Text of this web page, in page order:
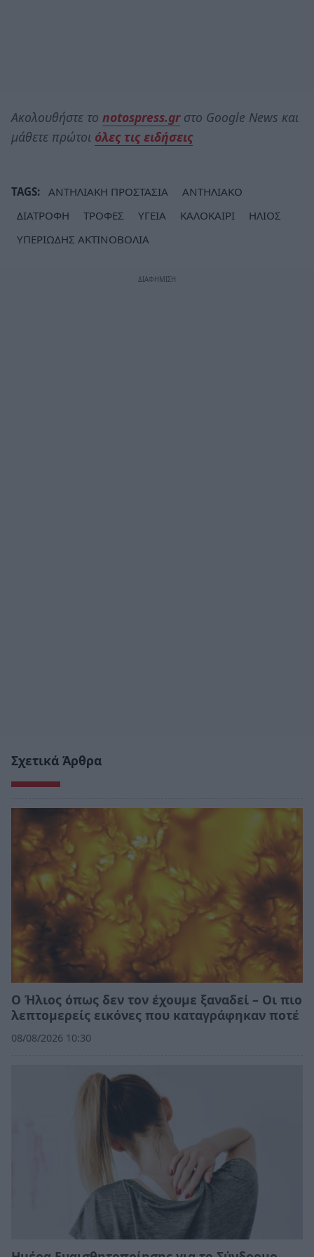
Ακολουθήστε το notospress.grστο Google News και
μάθετε πρώτοι όλες τις ειδήσεις
TAGS: ΑΝΤΗΛΙΑΚΗ ΠΡΟΣΤΑΣΙΑ
ΑΝΤΗΛΙΑΚΟ
ΔΙΑΤΡΟΦΗ
ΤΡΟΦΕΣ ΥΓΕΙΑ ΚΑΛΟΚΑΙΡΙ
ΗΛΙΟΣ
ΥΠΕΡΙΩΔΗΣ ΑΚΤΙΝΟΒΟΛΙΑ
Σχετικά Άρθρα
Ο Ήλιος όπως δεν τον έχουμε ξαναδεί – Οι πιο
λεπτομερείς εικόνες που καταγράφηκαν ποτέ
08/08/2026 10:30